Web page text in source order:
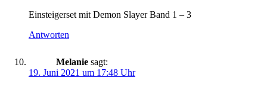
Einsteigerset mit Demon Slayer Band 1 – 3
Antworten
Melanie sagt:
19. Juni 2021 um 17:48 Uhr